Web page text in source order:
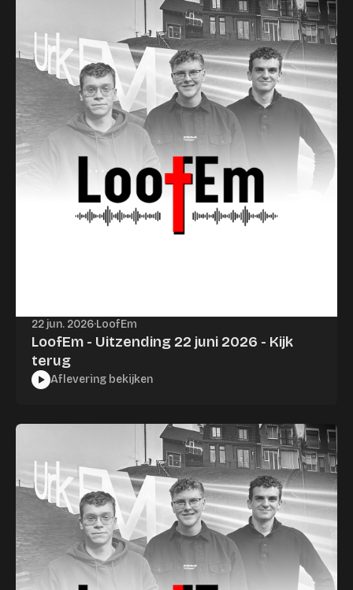
22 jun. 2026·LoofEm
LoofEm - Uitzending 22 juni 2026 - Kijk
terug
Aflevering bekijken